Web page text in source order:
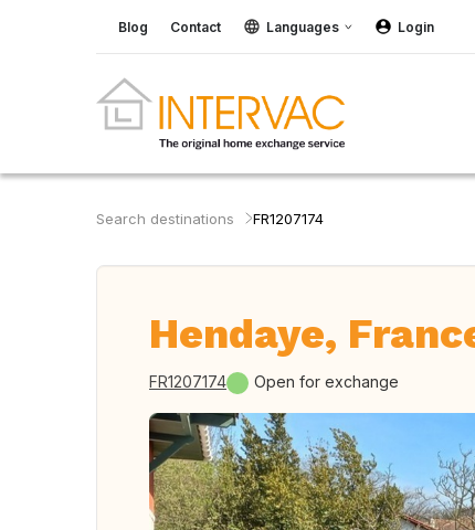
Blog Contact Languages Login
Search destinations FR1207174
Hendaye,
FR1207174 Open for exchange